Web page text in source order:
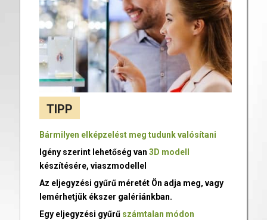
TIPP
Bármilyen elképzelést meg tudunk valósítani
Igény szerint lehetőség van 3D modell
készítésére, viaszmodellel
Az eljegyzési gyűrű méretét Ön adja meg, vagy
lemérhetjük ékszer galériánkban.
Egy eljegyzési gyűrű számtalan módon